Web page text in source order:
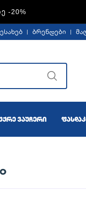
-30%
ბრენდები
ვაუჩერი